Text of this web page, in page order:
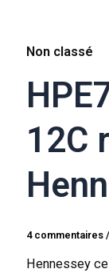
Non classé
12C
4 commentaires /
Hennessey ce